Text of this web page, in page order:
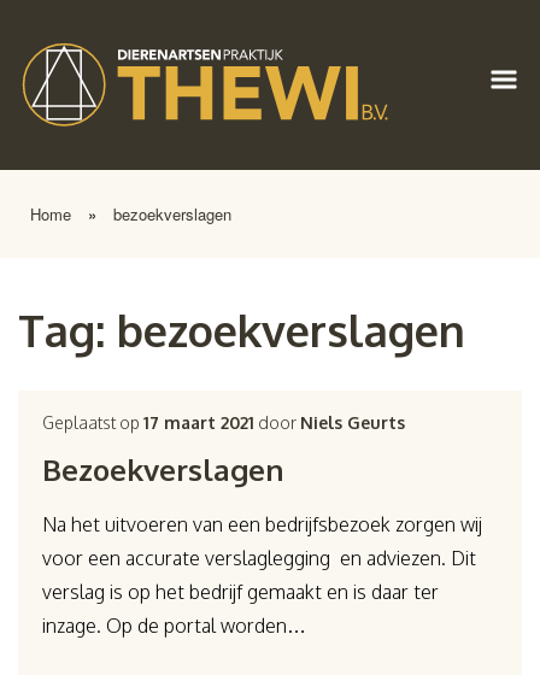
Home » bezoekverslagen
Tag: bezoekverslagen
Geplaatst op17 maart 2021 door Niels Geurts
Bezoekverslagen
Na het uitvoeren van een bedrijfsbezoek zorgen wij
voor een accurate verslaglegging en adviezen. Dit
verslag is op het bedrijf gemaakt en is daar ter
inzage. Op de portal worden…